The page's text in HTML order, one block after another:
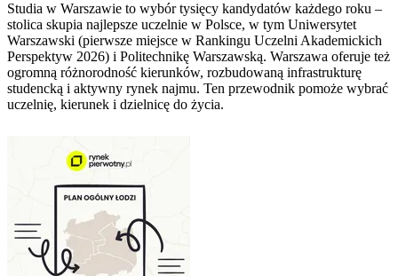
Studia w Warszawie to wybór tysięcy kandydatów każdego roku –
stolica skupia najlepsze uczelnie w Polsce, w tym Uniwersytet
Warszawski (pierwsze miejsce w Rankingu Uczelni Akademickich
Perspektyw 2026) i Politechnikę Warszawską. Warszawa oferuje też
ogromną różnorodność kierunków, rozbudowaną infrastrukturę
studencką i aktywny rynek najmu. Ten przewodnik pomoże wybrać
uczelnię, kierunek i dzielnicę do życia.